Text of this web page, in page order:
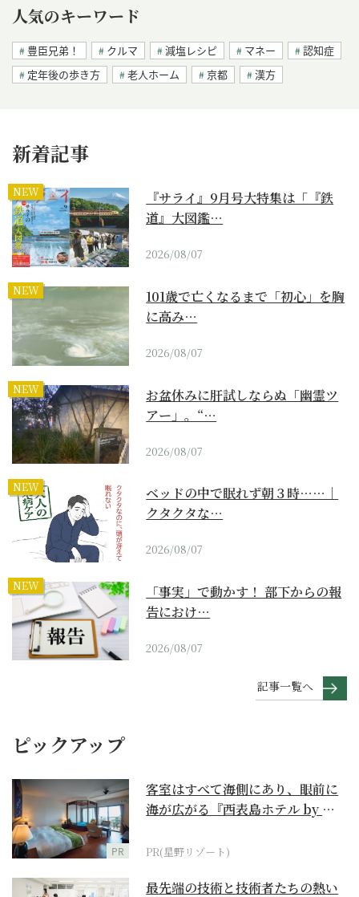
人気のキーワード
豊臣兄弟！ クルマ 減塩レシピ マネー
認知症
定年後の歩き方
老人ホーム 京都 漢方
新着記事
NEW
『サライ』9月号大特集は「『鉄
道』大図鑑…
2026/08/07
NEW
101歳で亡くなるまで「初心」を胸
に高み…
2026/08/07
NEW
お盆休みに肝試しならぬ「幽霊ツ
アー」。“…
2026/08/07
NEW
ベッドの中で眠れず朝３時……｜
クタクタな…
2026/08/07
NEW
「事実」で動かす！ 部下からの報
告におけ…
2026/08/07
記事一覧へ
ピックアップ
PR
客室はすべて海側にあり、眼前に
海が広がる『西表島ホテル by 星
PR(星野リゾート)
最先端の技術と技術者たちの熱い